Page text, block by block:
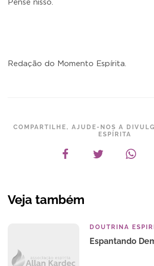
Pense nisso.
Redação do Momento Espírita.
COMPARTILHE, AJUDE-NOS A
ESPÍRITA
Veja também
DOUTRINA
Espantando